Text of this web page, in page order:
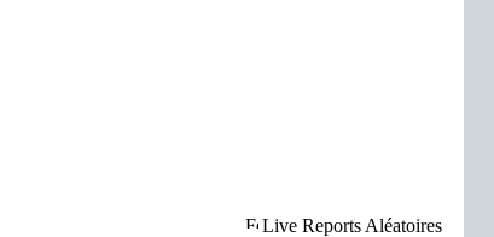
Live Reports Aléatoires